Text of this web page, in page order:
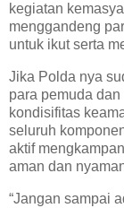
kegiatan
menggandeng
untuk ikut serta
Jika Polda nya
para pemuda
kondisifitas
seluruh
aktif
aman dan
“Jangan sampai